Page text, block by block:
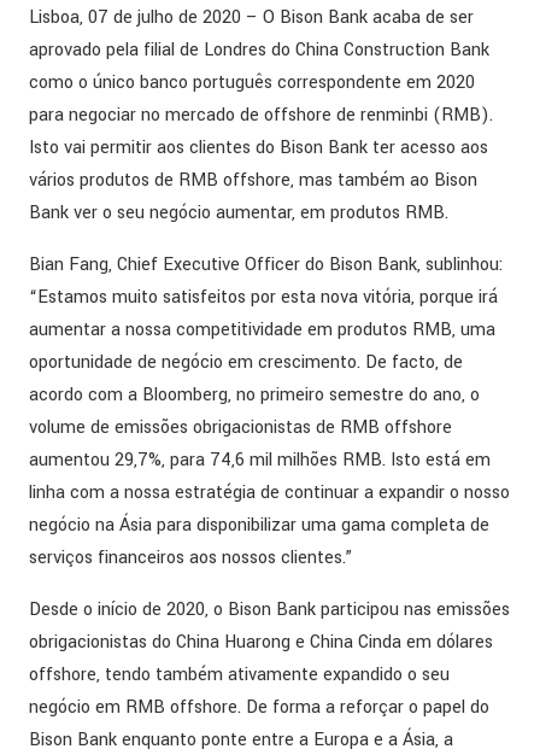
Lisboa, 07 de julho de 2020 – O Bison Bank acaba de ser
aprovado pela filial de Londres do China Construction Bank
como o único banco português correspondente em 2020
para negociar no mercado de offshore de renminbi (RMB).
Isto vai permitir aos clientes do Bison Bank ter acesso aos
vários produtos de RMB offshore, mas também ao Bison
Bank ver o seu negócio aumentar, em produtos RMB.
Bian Fang, Chief Executive Officer do Bison Bank, sublinhou:
“Estamos muito satisfeitos por esta nova vitória, porque irá
aumentar a nossa competitividade em produtos RMB, uma
oportunidade de negócio em crescimento. De facto, de
acordo com a Bloomberg, no primeiro semestre do ano, o
volume de emissões obrigacionistas de RMB offshore
aumentou 29,7%, para 74,6 mil milhões RMB. Isto está em
linha com a nossa estratégia de continuar a expandir o nosso
negócio na Ásia para disponibilizar uma gama completa de
serviços financeiros aos nossos clientes.”
Desde o início de 2020, o Bison Bank participou nas emissões
obrigacionistas do China Huarong e China Cinda em dólares
offshore, tendo também ativamente expandido o seu
negócio em RMB offshore. De forma a reforçar o papel do
Bison Bank enquanto ponte entre a Europa e a Ásia, a